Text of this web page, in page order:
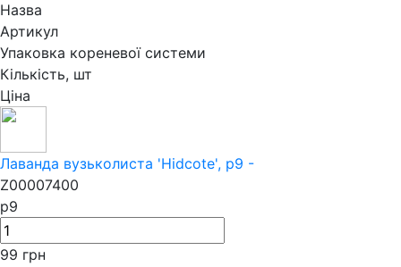
Назва
Артикул
Упаковка кореневої системи
Кількість, шт
Ціна
Лаванда вузьколиста 'Hidcote', p9 -
Z00007400
p9
99 грн